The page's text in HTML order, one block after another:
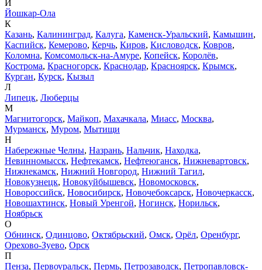
Й
Йошкар-Ола
К
Казань, Калининград, Калуга, Каменск-Уральский, Камышин,
Каспийск, Кемерово, Керчь, Киров, Кисловодск, Ковров,
Коломна, Комсомольск-на-Амуре, Копейск, Королёв,
Кострома, Красногорск, Краснодар, Красноярск, Крымск,
Курган, Курск, Кызыл
Л
Липецк, Люберцы
М
Магнитогорск, Майкоп, Махачкала, Миасс, Москва,
Мурманск, Муром, Мытищи
Н
Набережные Челны, Назрань, Нальчик, Находка,
Невинномысск, Нефтекамск, Нефтеюганск, Нижневартовск,
Нижнекамск, Нижний Новгород, Нижний Тагил,
Новокузнецк, Новокуйбышевск, Новомосковск,
Новороссийск, Новосибирск, Новочебоксарск, Новочеркасск,
Новошахтинск, Новый Уренгой, Ногинск, Норильск,
Ноябрьск
О
Обнинск, Одинцово, Октябрьский, Омск, Орёл, Оренбург,
Орехово-Зуево, Орск
П
Пенза, Первоуральск, Пермь, Петрозаводск, Петропавловск-